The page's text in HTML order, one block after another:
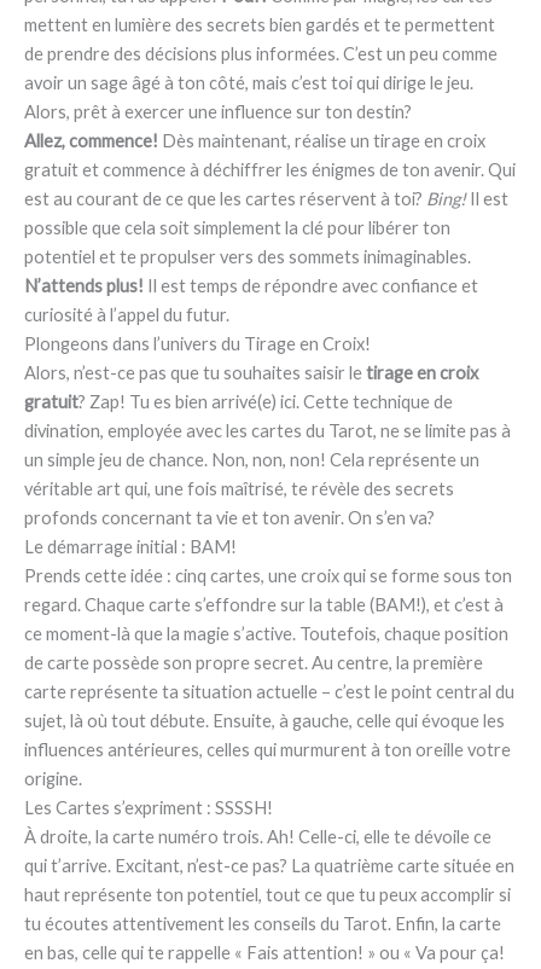
mettent en lumière des secrets bien gardés et te permettent
de prendre des décisions plus informées. C’est un peu comme
avoir un sage âgé à ton côté, mais c’est toi qui dirige le jeu.
Alors, prêt à exercer une influence sur ton destin?
Allez, commence! Dès maintenant, réalise un tirage en croix
gratuit et commence à déchiffrer les énigmes de ton avenir. Qui
est au courant de ce que les cartes réservent à toi? Bing!Il est
possible que cela soit simplement la clé pour libérer ton
potentiel et te propulser vers des sommets inimaginables.
N’attends plus! Il est temps de répondre avec confiance et
curiosité à l’appel du futur.
Plongeons dans l’univers du Tirage en Croix!
Alors, n’est-ce pas que tu souhaites saisir letirage en croix
gratuit? Zap! Tu es bien arrivé(e) ici. Cette technique de
divination, employée avec les cartes du Tarot, ne se limite pas à
un simple jeu de chance. Non, non, non! Cela représente un
véritable art qui, une fois maîtrisé, te révèle des secrets
profonds concernant ta vie et ton avenir. On s’en va?
Le démarrage initial : BAM!
Prends cette idée : cinq cartes, une croix qui se forme sous ton
regard. Chaque carte s’effondre sur la table (BAM!), et c’est à
ce moment-là que la magie s’active. Toutefois, chaque position
de carte possède son propre secret. Au centre, la première
carte représente ta situation actuelle – c’est le point central du
sujet, là où tout débute. Ensuite, à gauche, celle qui évoque les
influences antérieures, celles qui murmurent à ton oreille votre
origine.
Les Cartes s’expriment : SSSSH!
À droite, la carte numéro trois. Ah! Celle-ci, elle te dévoile ce
qui t’arrive. Excitant, n’est-ce pas? La quatrième carte située en
haut représente ton potentiel, tout ce que tu peux accomplir si
tu écoutes attentivement les conseils du Tarot. Enfin, la carte
en bas, celle qui te rappelle « Fais attention! » ou « Va pour ça!